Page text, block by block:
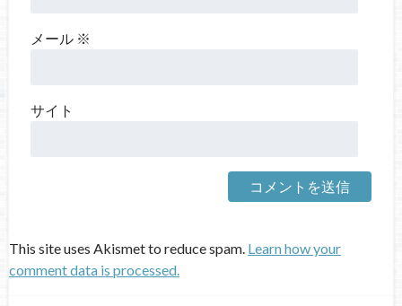
メール ※
サイト
This site uses Akismet to reduce spam. Learn how your
comment data is processed.